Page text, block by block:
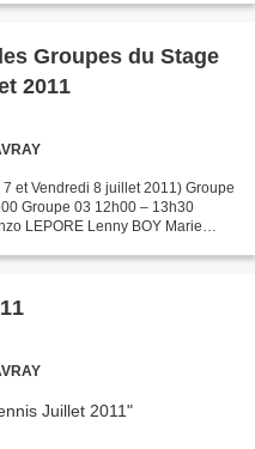
Groupes du Stage
2011
et Vendredi 8 juillet 2011) Groupe
Groupe 03 12h00 – 13h30
LEPORE Lenny BOY Marie